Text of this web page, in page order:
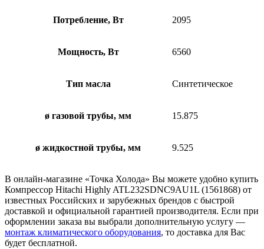
Потребление, Вт 2095
Мощность, Вт 6560
Тип масла Синтетическое
ø газовой трубы, мм 15.875
ø жидкостной трубы, мм 9.525
В онлайн-магазине «Точка Холода» Вы можете удобно купить
Компрессор Hitachi Highly ATL232SDNC9AU1L (1561868) от
известных Российских и зарубежных брендов с быстрой
доставкой и официальной гарантией производителя. Если при
оформлении заказа вы выбрали дополнительную услугу —
монтаж климатического оборудования, то доставка для Вас
будет бесплатной.